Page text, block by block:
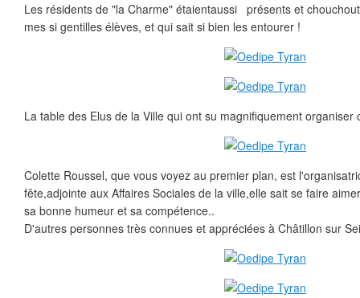
Les résidents de "la Charme" étaientaussi présents et
mes si gentilles élèves, et qui sait si bien les entourer !
La table des Elus de la Ville qui ont su magnifiquement
Colette Roussel, que vous voyez au premier plan, est
fête,adjointe aux Affaires Sociales de la ville,elle sait se faire
sa bonne humeur et sa compétence..
D'autres personnes très connues et appréciées à Châtillon sur